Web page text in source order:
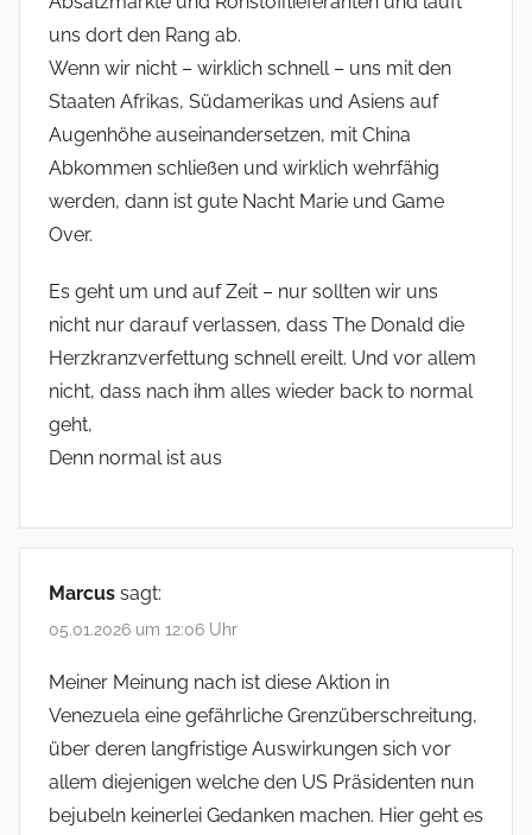
uns dort den Rang ab.
Wenn wir nicht – wirklich schnell – uns mit den
Staaten Afrikas, Südamerikas und Asiens auf
Augenhöhe auseinandersetzen, mit China
Abkommen schließen und wirklich wehrfähig
werden, dann ist gute Nacht Marie und Game
Over.
Es geht um und auf Zeit – nur sollten wir uns
nicht nur darauf verlassen, dass The Donald die
Herzkranzverfettung schnell ereilt. Und vor allem
nicht, dass nach ihm alles wieder back to normal
geht,
Denn normal ist aus
Marcus sagt:
05.01.2026 um 12:06 Uhr
Meiner Meinung nach ist diese Aktion in
Venezuela eine gefährliche Grenzüberschreitung,
über deren langfristige Auswirkungen sich vor
allem diejenigen welche den US Präsidenten nun
bejubeln keinerlei Gedanken machen. Hier geht es